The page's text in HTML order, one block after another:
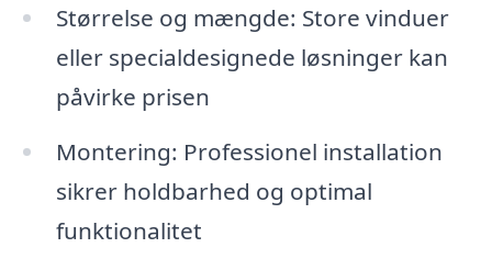
Størrelse og mængde: Store vinduer
eller specialdesignede løsninger kan
påvirke prisen
Montering: Professionel installation
sikrer holdbarhed og optimal
funktionalitet